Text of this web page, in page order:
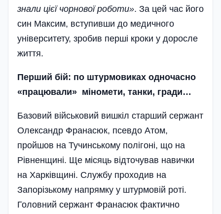
знали цієї чорнової роботи». За цей час його
син Максим, вступивши до медичного
університету, зробив перші кроки у доросле
життя.
Перший бій: по штурмовиках одночасно
«працювали» міномети, танки, гради…
Базовий військовий вишкіл старший сержант
Олександр Франасюк, псевдо Атом,
пройшов на Тучинському полігоні, що на
Рівненщині. Ще місяць відточував навички
на Харківщині. Службу проходив на
Запорізькому напрямку у штурмовій роті.
Головний сержант Франасюк фактично